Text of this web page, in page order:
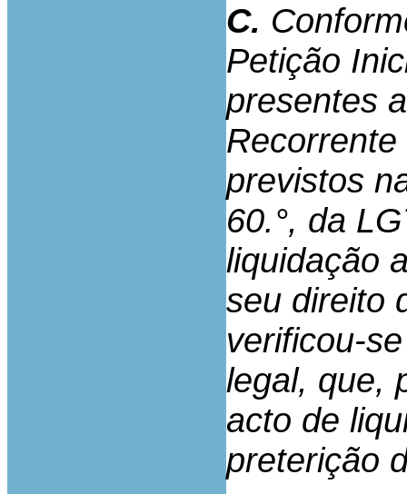
C.
Petição
presentes
previstos
60.°, da
liquidação
seu direito
verificou-
legal, que,
acto de
preterição